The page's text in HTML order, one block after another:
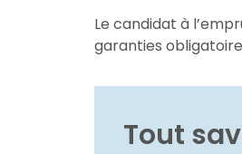
Le candidat à
garanties
Tout